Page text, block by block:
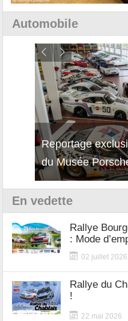
Automobile
Reportage
du Musée
En vedette
Rallye
: Mode
02 juillet 2026
Rallye du
!
22 mai 2026